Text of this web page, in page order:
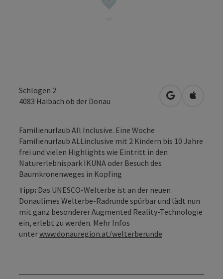
Schlögen 2
4083 Haibach ob der Donau in Google
in
Familienurlaub All Inclusive. Eine Woche
Familienurlaub ALLinclusive mit 2 Kindern bis 10 Jahre
frei und vielen Highlights wie Eintritt in den
Naturerlebnispark IKUNA oder Besuch des
Baumkronenweges in Kopfing
Tipp: Das UNESCO-Welterbe ist an der neuen
Donaulimes Welterbe-Radrunde spürbar und lädt nun
mit ganz besonderer Augmented Reality-Technologie
ein, erlebt zu werden. Mehr Infos
unterwww.donauregion.at/welterberunde